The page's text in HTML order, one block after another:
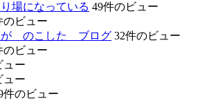
場になっている 49件のビュー
のビュー
が のこした ブログ 32件のビュー
のビュー
ュー
ュー
件のビュー